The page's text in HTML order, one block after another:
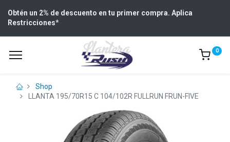
Obtén un 2% de descuento en tu primer compra. Aplica
Restricciones*
0
Shop
LLANTA 195/70R15 C 104/102R FULLRUN FRUN-FIVE